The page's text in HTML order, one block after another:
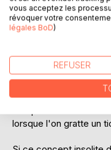
J'ai créé ce livre pour
Cette idée m'est
plusieurs années j'ai
phrases avant de
lorsque l'on gratte un
vous acceptez les
révoquer votre
légales BoD)
REFUSER